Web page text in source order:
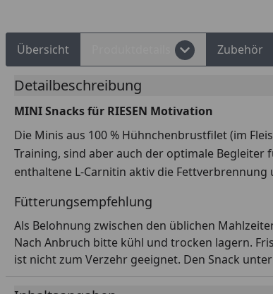
Übersicht Zubehör
Detailbeschreibung
MINI Snacks für RIESEN Motivation
Die Minis aus 100 % Hühnchenbrustfilet (im
Training, sind aber auch der optimale
enthaltene L-Carnitin aktiv die Fettverbrennung
Fütterungsempfehlung
Als Belohnung zwischen den üblichen
Nach Anbruch bitte kühl und trocken lagern.
ist nicht zum Verzehr geeignet. Den Snack